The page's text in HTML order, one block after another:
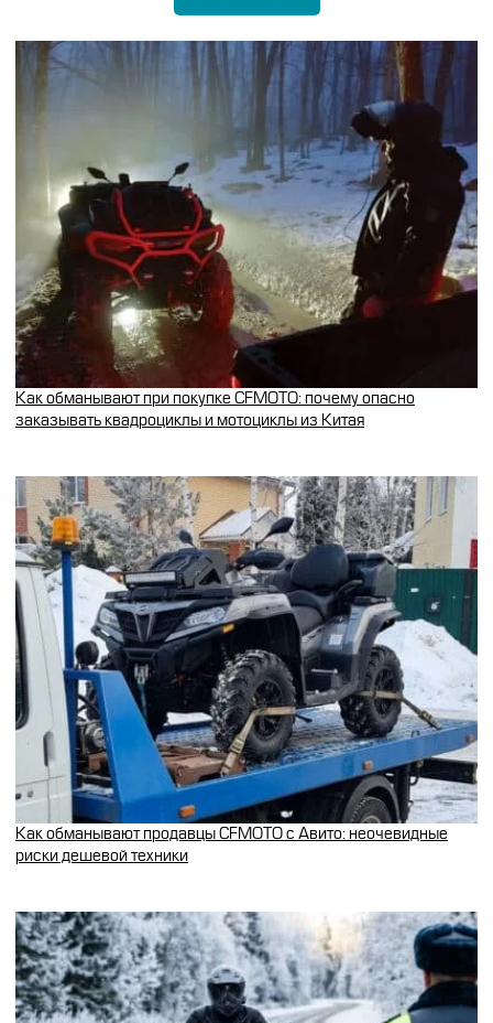
Как обманывают при покупке CFMOTO: почему опасно
заказывать квадроциклы и мотоциклы из Китая
Как обманывают продавцы CFMOTO с Авито: неочевидные
риски дешевой техники